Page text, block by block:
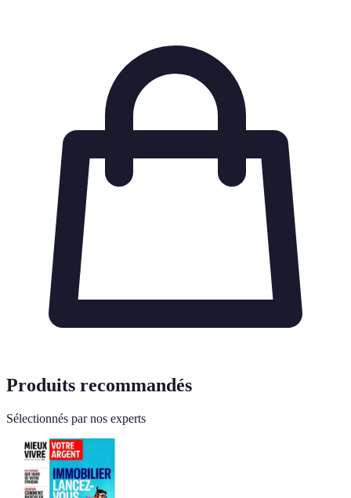
Produits recommandés
Sélectionnés par nos experts